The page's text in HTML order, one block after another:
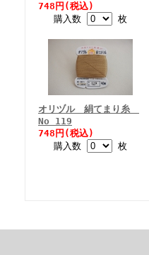
748円(税込)
購入数
枚
オリヅル 絹てまり糸
No 119
748円(税込)
購入数
枚